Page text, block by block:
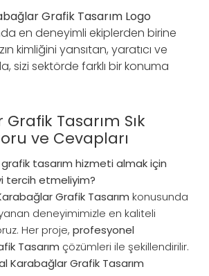
Grafik Tasarım Logo
en deneyimli ekiplerden birine
kimliğini yansıtan, yaratıcı ve
sizi sektörde farklı bir konuma
Tasarım Sık
ve Cevapları
tasarım hizmeti almak için
tercih etmeliyim?
Grafik Tasarım konusunda
deneyimimizle en kaliteli
Her proje, profesyonel
Tasarım çözümleri ile şekillendirilir.
Karabağlar Grafik Tasarım